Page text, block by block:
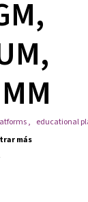
, educational
más